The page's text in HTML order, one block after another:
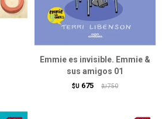
Emmie es invisible. Emmie &
sus amigos 01
$U 675 $U 750